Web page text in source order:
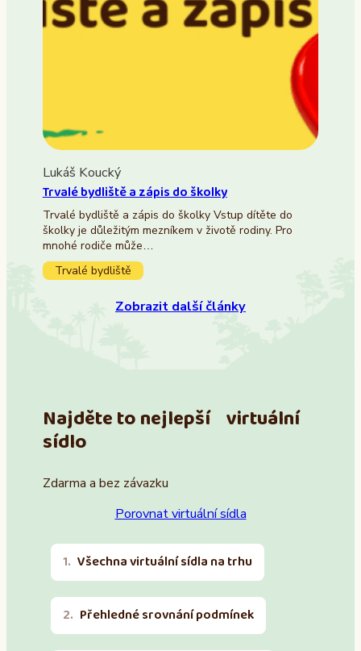
Lukáš Koucký
Trvalé bydliště a zápis do školky
Trvalé bydliště a zápis do školky Vstup dítěte do
školky je důležitým mezníkem v životě rodiny. Pro
mnohé rodiče může…
Trvalé bydliště
Zobrazit další články
Najděte to nejlepší virtuální
sídlo
Zdarma a bez závazku
Porovnat virtuální sídla
Všechna virtuální sídla na trhu
Přehledné srovnání podmínek